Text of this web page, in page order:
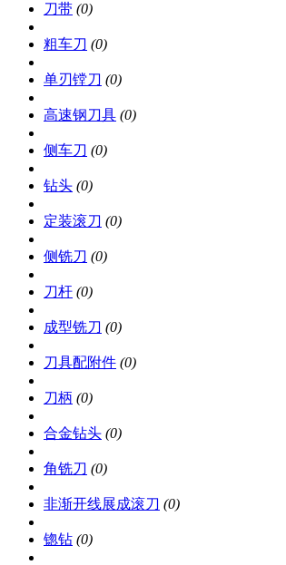
刀带 (0)
粗车刀 (0)
单刃镗刀 (0)
高速钢刀具 (0)
侧车刀 (0)
钻头 (0)
定装滚刀 (0)
侧铣刀 (0)
刀杆 (0)
成型铣刀 (0)
刀具配附件 (0)
刀柄 (0)
合金钻头 (0)
角铣刀 (0)
非渐开线展成滚刀 (0)
锪钻 (0)